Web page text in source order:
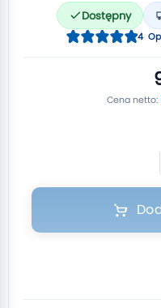
Dostępny
Ocena:
4